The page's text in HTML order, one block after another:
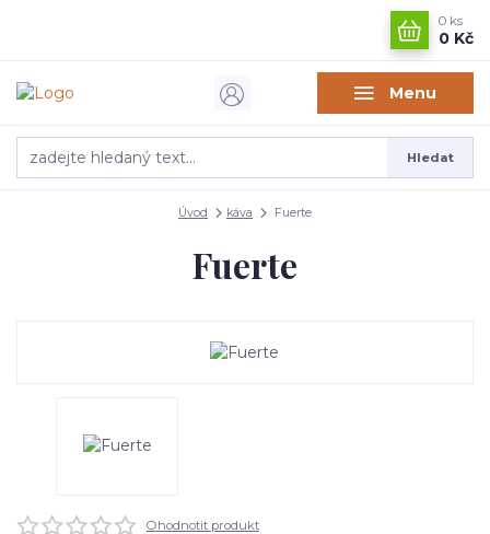
Menu
Hledat
0 ks
0 Kč
Úvod káva Fuerte
Fuerte
Ohodnotit produkt